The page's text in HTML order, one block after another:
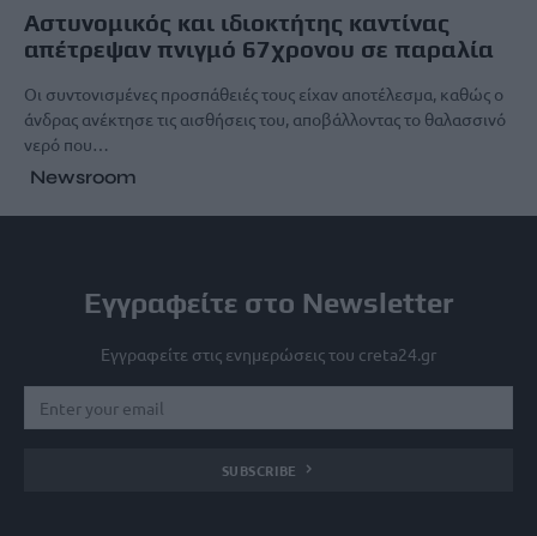
Αστυνομικός και ιδιοκτήτης καντίνας
απέτρεψαν πνιγμό 67χρονου σε παραλία
Οι συντονισμένες προσπάθειές τους είχαν αποτέλεσμα, καθώς ο
άνδρας ανέκτησε τις αισθήσεις του, αποβάλλοντας το θαλασσινό
νερό που…
Newsroom
Εγγραφείτε στο Newsletter
Εγγραφείτε στις ενημερώσεις του creta24.gr
SUBSCRIBE